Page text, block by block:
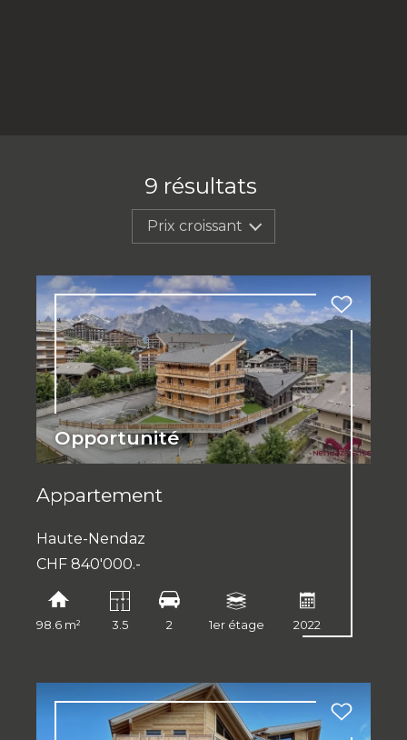
9 résultats
Prix croissant
Opportunité
Appartement
Haute-Nendaz
CHF 840'000.-
98.6 m² 3.5 2 1er étage 2022